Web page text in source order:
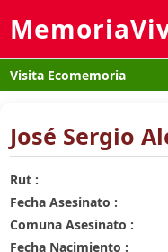
Visita Ecomemoria
José Sergio
Rut :
Fecha Asesinato :
Comuna Asesinato :
Fecha Nacimiento :